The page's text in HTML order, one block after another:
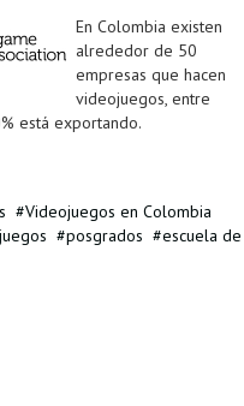
En Colombia existen
alrededor de 50
empresas que hacen
videojuegos, entre
está exportando.
Videojuegos en Colombia
posgrados
escuela de